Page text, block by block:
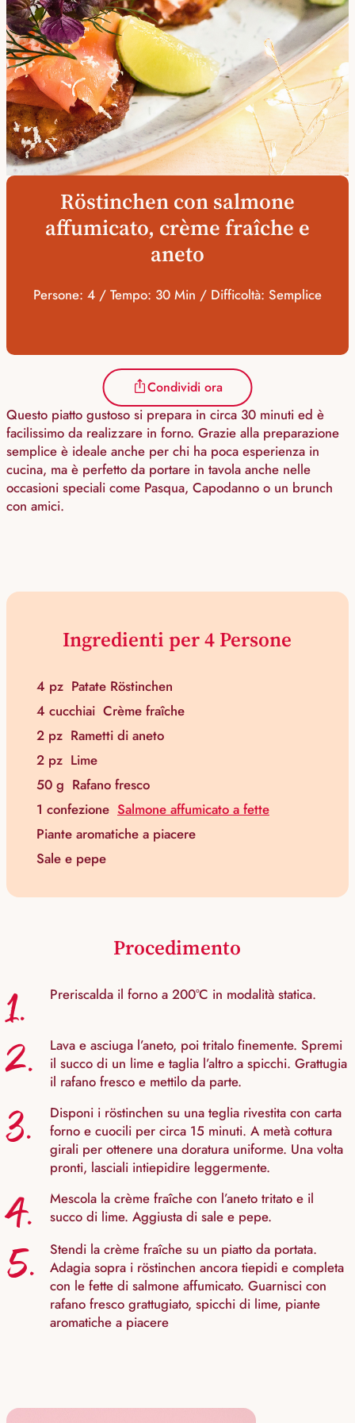
Röstinchen con salmone
affumicato, crème fraîche e
aneto
Persone: 4 / Tempo: 30 Min / Difficoltà: Semplice
Condividi ora
Questo piatto gustoso si prepara in circa 30 minuti ed è
facilissimo da realizzare in forno. Grazie alla preparazione
semplice è ideale anche per chi ha poca esperienza in
cucina, ma è perfetto da portare in tavola anche nelle
occasioni speciali come Pasqua, Capodanno o un brunch
con amici.
Ingredienti per 4 Persone
4 pz Patate Röstinchen
4 cucchiai Crème fraîche
2 pz Rametti di aneto
2 pz Lime
50 g Rafano fresco
1 confezione Salmone affumicato a fette
Piante aromatiche a piacere
Sale e pepe
Procedimento
1. Preriscalda il forno a 200°C in modalità statica.
2.
Lava e asciuga l’aneto, poi tritalo finemente. Spremi
il succo di un lime e taglia l’altro a spicchi. Grattugia
il rafano fresco e mettilo da parte.
3.
Disponi i röstinchen su una teglia rivestita con carta
forno e cuocili per circa 15 minuti. A metà cottura
girali per ottenere una doratura uniforme. Una volta
pronti, lasciali intiepidire leggermente.
4.
Mescola la crème fraîche con l’aneto tritato e il
succo di lime. Aggiusta di sale e pepe.
5.
Stendi la crème fraîche su un piatto da portata.
Adagia sopra i röstinchen ancora tiepidi e completa
con le fette di salmone affumicato. Guarnisci con
rafano fresco grattugiato, spicchi di lime, piante
aromatiche a piacere